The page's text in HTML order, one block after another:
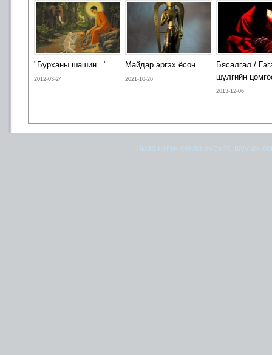
"Бурханы шашин..."
2012-03-24
Майдар эргэх ёсон
2021-10-26
Бясалгал /
шүлгийн
2013-12-06
Ямар нэгэн санал хүсэлт, шүүмж